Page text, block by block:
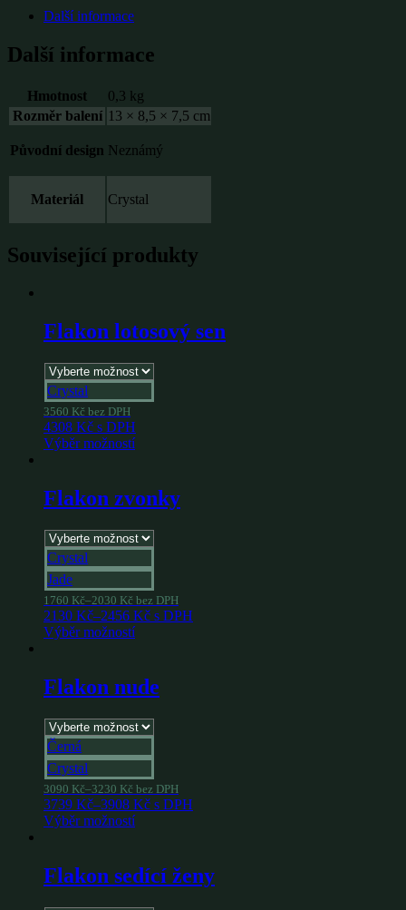
Další informace
Další informace
Hmotnost
0,3 kg
Rozměr balení 13 × 8,5 × 7,5 cm
Původní design Neznámý
Materiál Crystal
Související produkty
Flakon lotosový sen
Crystal
3560 Kč bez DPH
4308 Kč s DPH
Výběr možností
Flakon zvonky
Crystal
Jade
1760 Kč–2030 Kč bez DPH
2130 Kč–2456 Kč s DPH
Výběr možností
Flakon nude
Černá
Crystal
3090 Kč–3230 Kč bez DPH
3739 Kč–3908 Kč s DPH
Výběr možností
Flakon sedící ženy